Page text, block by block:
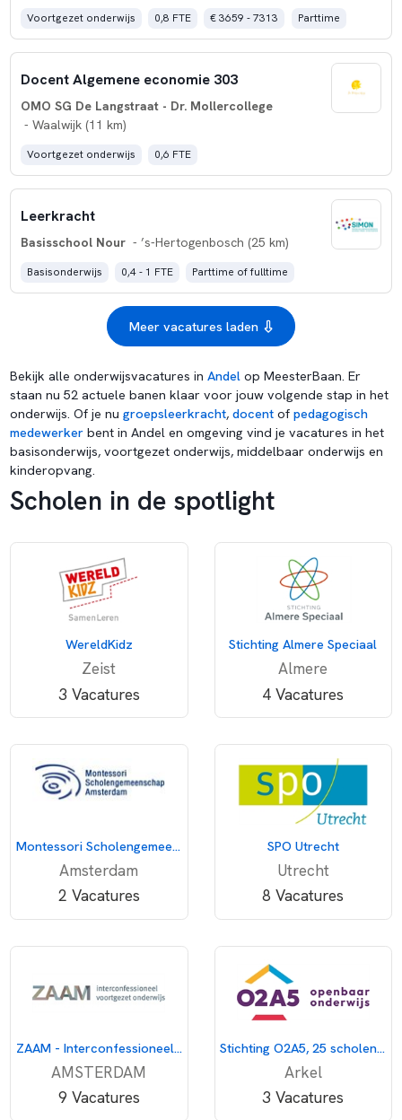
Voortgezet onderwijs 0,8 FTE € 3659 - 7313 Parttime
Docent Algemene economie 303
OMO SG De Langstraat - Dr. Mollercollege
- Waalwijk (11 km)
Voortgezet onderwijs 0,6 FTE
Leerkracht
Basisschool Nour - ’s-Hertogenbosch (25 km)
Basisonderwijs 0,4 - 1 FTE Parttime of fulltime
Meer vacatures laden
Bekijk alle onderwijsvacatures in Andelop MeesterBaan. Er
staan nu 52 actuele banen klaar voor jouw volgende stap in het
onderwijs. Of je nu groepsleerkracht, docentof pedagogisch
medewerkerbent in Andel en omgeving vind je vacatures in het
basisonderwijs, voortgezet onderwijs, middelbaar onderwijs en
kinderopvang.
Scholen in de spotlight
WereldKidz
Zeist
3 Vacatures
Stichting Almere Speciaal
Almere
4 Vacatures
Montessori Scholengemeenschap Amsterdam
Amsterdam
2 Vacatures
SPO Utrecht
Utrecht
8 Vacatures
ZAAM - Interconfessioneel voortgezet onderwijs
AMSTERDAM
9 Vacatures
Stichting O2A5, 25 scholen voor openbaar onderwijs
Arkel
3 Vacatures